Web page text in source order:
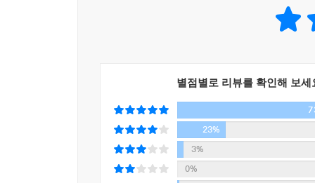
대중가요 속에 계속해서 쓰이면서 기정사실처럼
말년에 나당 연합군의 침공을 막아내지 못하고
이순신의 죽음과 함께 정유재란도 끝이 납니다.
아직까지도 많은 이에게 미스터리로 남아 있습
이순신은 적의 총탄이 가슴에 명중하여 등까지
한 마디로 이 책은 시공간을 초월하여 과거
빠질 것입니다.
별점별로 리뷰를 확인해 보세
23%
3%
0%